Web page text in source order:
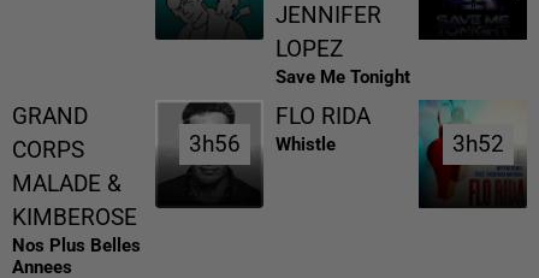
JENNIFER
LOPEZ
Save Me Tonight
GRAND
CORPS
MALADE &
KIMBEROSE
Nos Plus Belles
Annees
3h56
3h56
FLO RIDA
Whistle 3h52
3h52